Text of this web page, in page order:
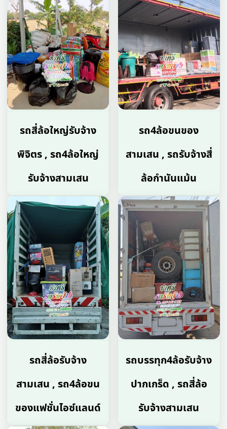
รถสี่ล้อใหญ่รับจ้าง
พิจิตร , รถ4ล้อใหญ่
รับจ้างสามเสน
รถ4ล้อขนของ
สามเสน , รถรับจ้างสี่
ล้อกำนันแม้น
รถสี่ล้อรับจ้าง
สามเสน , รถ4ล้อขน
ของแฟชั่นไอซ์แลนด์
รถบรรทุก4ล้อรับจ้าง
ปากเกร็ด , รถสี่ล้อ
รับจ้างสามเสน